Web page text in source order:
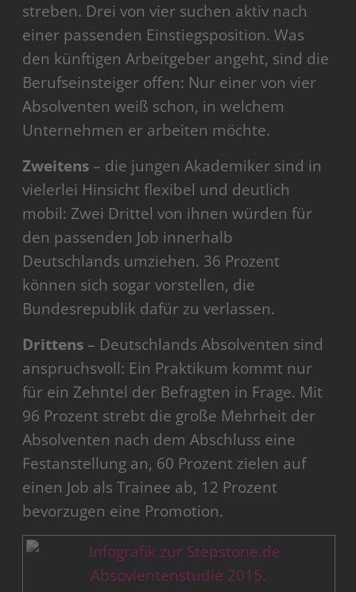
streben. Drei von vier suchen aktiv nach
einer passenden Einstiegsposition. Was
den künftigen Arbeitgeber angeht, sind die
Berufseinsteiger offen: Nur einer von vier
Absolventen weiß schon, in welchem
Unternehmen er arbeiten möchte.
Zweitens – die jungen Akademiker sind in
vielerlei Hinsicht flexibel und deutlich
mobil: Zwei Drittel von ihnen würden für
den passenden Job innerhalb
Deutschlands umziehen. 36 Prozent
können sich sogar vorstellen, die
Bundesrepublik dafür zu verlassen.
Drittens – Deutschlands Absolventen sind
anspruchsvoll: Ein Praktikum kommt nur
für ein Zehntel der Befragten in Frage. Mit
96 Prozent strebt die große Mehrheit der
Absolventen nach dem Abschluss eine
Festanstellung an, 60 Prozent zielen auf
einen Job als Trainee ab, 12 Prozent
bevorzugen eine Promotion.